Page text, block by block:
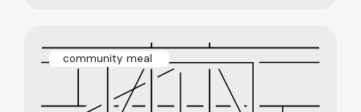
community meal